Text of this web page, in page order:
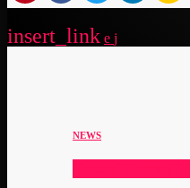
insert_link
NEWS
Campi Flegrei,